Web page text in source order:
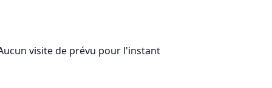
visite de prévu pour l'instant